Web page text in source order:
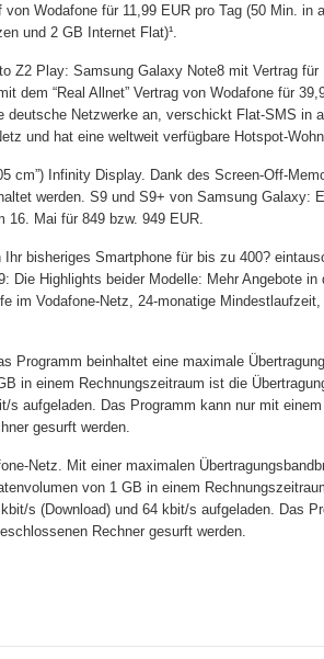
Wodafone für 11,99 EUR pro Tag (50 Min. in
und 2 GB Internet Flat)¹.
Z2 Play: Samsung Galaxy Note8 mit Vertrag für
dem “Real Allnet” Vertrag von Wodafone für
deutsche Netzwerke an, verschickt Flat-SMS in
und hat eine weltweit verfügbare Hotspot-
cm”) Infinity Display. Dank des Screen-Off-
werden. S9 und S9+ von Samsung Galaxy:
16. Mai für 849 bzw. 949 EUR.
bisheriges Smartphone für bis zu 400?
Die Highlights beider Modelle: Mehr Angebote in
im Vodafone-Netz, 24-monatige
Programm beinhaltet eine maximale
in einem Rechnungszeitraum ist die
s aufgeladen. Das Programm kann nur mit
gesurft werden.
Netz. Mit einer maximalen
von 1 GB in einem
s (Download) und 64 kbit/s aufgeladen. Das
Rechner gesurft werden.